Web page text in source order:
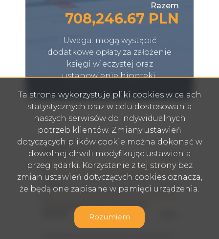
Razem
708,246.67 PLN
Uwaga: mogą wystąpić
dodatkowe opłaty za założenie
księgi wieczystej oraz
ustanowienie hipoteki.
CENA NIERUCHOMOŚCI
PLN
PODATEK OD CZYNNOŚCI CYWILNO-PRAWNYCH
PLN
TAKSA NOTARIALNA (OPŁATA NOTARIALNA)
Ta strona wykorzystuje pliki cookies w celach
statystycznych oraz w celu dostosowania
naszych serwisów do indywidualnych
potrzeb klientów. Zmiany ustawień
dotyczących plików cookie można dokonać w
dowolnej chwili modyfikując ustawienia
przeglądarki. Korzystanie z tej strony bez
zmian ustawień dotyczących cookies oznacza,
że będą one zapisane w pamięci urządzenia.
Rozumiem